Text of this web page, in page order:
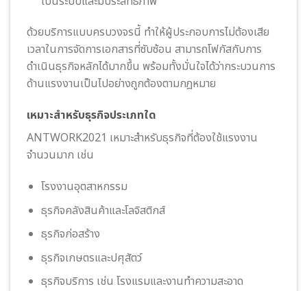
ด้วยบริการแบบครบวงจรนี้ ทำให้ผู้ประกอบการไม่ต้องเสีย
เวลาในการจัดการเอกสารที่ซับซ้อน สามารถโฟกัสกับการ
ดำเนินธุรกิจหลักได้มากขึ้น พร้อมทั้งมั่นใจได้ว่ากระบวนการ
ด้านแรงงานเป็นไปอย่างถูกต้องตามกฎหมาย
เหมาะสำหรับธุรกิจประเภทใด
ANTWORK2021 เหมาะสำหรับธุรกิจที่ต้องใช้แรงงาน
จำนวนมาก เช่น
โรงงานอุตสาหกรรม
ธุรกิจคลังสินค้าและโลจิสติกส์
ธุรกิจก่อสร้าง
ธุรกิจเกษตรและปศุสัตว์
ธุรกิจบริการ เช่น โรงแรมและงานทำความสะอาด